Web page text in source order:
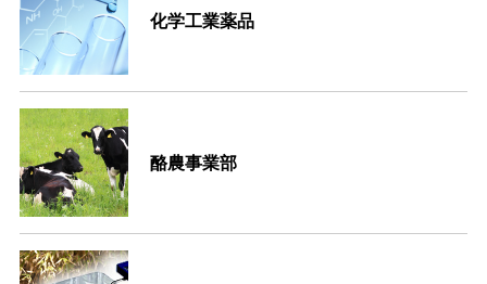
化学工業薬品
酪農事業部